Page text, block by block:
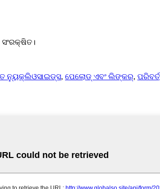
ନ୍ୟୁକ୍ଲିଓସାଇଡ୍ସ, ପେଲୋଡ୍ ଏବଂ ଲିଙ୍କର୍,